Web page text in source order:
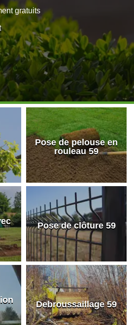
gratuits
Pose de pelouse en
rouleau 59
Pose de clôture 59
Debroussaillage 59